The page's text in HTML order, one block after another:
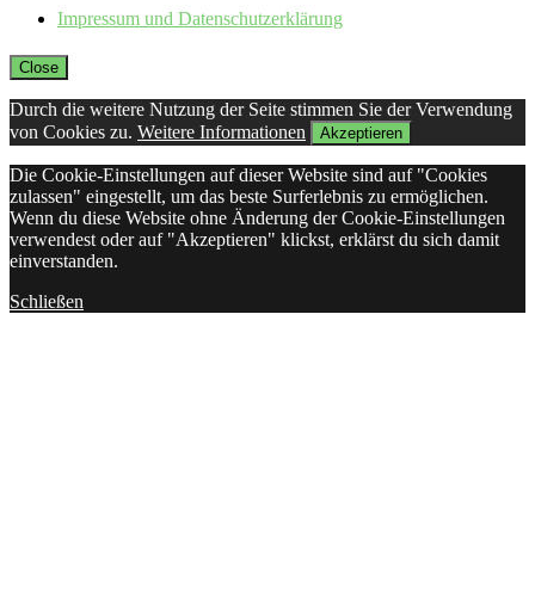
Impressum und Datenschutzerklärung
Close
Durch die weitere Nutzung der Seite stimmen Sie der Verwendung
von Cookies zu. Weitere Informationen Akzeptieren
Die Cookie-Einstellungen auf dieser Website sind auf "Cookies
zulassen" eingestellt, um das beste Surferlebnis zu ermöglichen.
Wenn du diese Website ohne Änderung der Cookie-Einstellungen
verwendest oder auf "Akzeptieren" klickst, erklärst du sich damit
einverstanden.
Schließen